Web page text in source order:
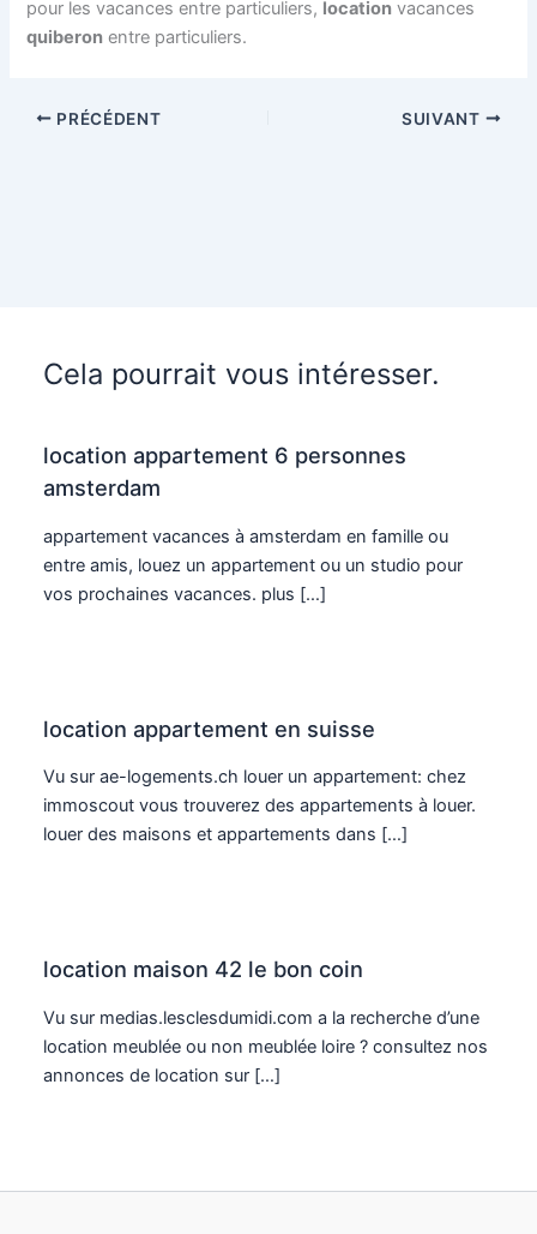
pour les vacances entre particuliers, location vacances
quiberon entre particuliers.
PRÉCÉDENT SUIVANT
Cela pourrait vous intéresser.
location appartement 6 personnes
amsterdam
appartement vacances à amsterdam en famille ou
entre amis, louez un appartement ou un studio pour
vos prochaines vacances. plus […]
location appartement en suisse
Vu sur ae-logements.ch louer un appartement: chez
immoscout vous trouverez des appartements à louer.
louer des maisons et appartements dans […]
location maison 42 le bon coin
Vu sur medias.lesclesdumidi.com a la recherche d’une
location meublée ou non meublée loire ? consultez nos
annonces de location sur […]